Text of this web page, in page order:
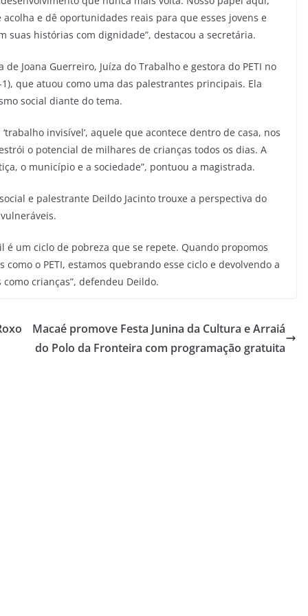
e dê oportunidades reais para que esses jovens e
suas histórias com dignidade”, destacou a secretária.
Joana Guerreiro, Juíza do Trabalho e gestora do PETI no
que atuou como uma das palestrantes principais. Ela
social diante do tema.
invisível’, aquele que acontece dentro de casa, nos
o potencial de milhares de crianças todos os dias. A
o município e a sociedade”, pontuou a magistrada.
e palestrante Deildo Jacinto trouxe a perspectiva do
um ciclo de pobreza que se repete. Quando propomos
o PETI, estamos quebrando esse ciclo e devolvendo a
crianças”, defendeu Deildo.
Macaé promove Festa Junina da Cultura e Arraiá
do Polo da Fronteira com programação gratuita